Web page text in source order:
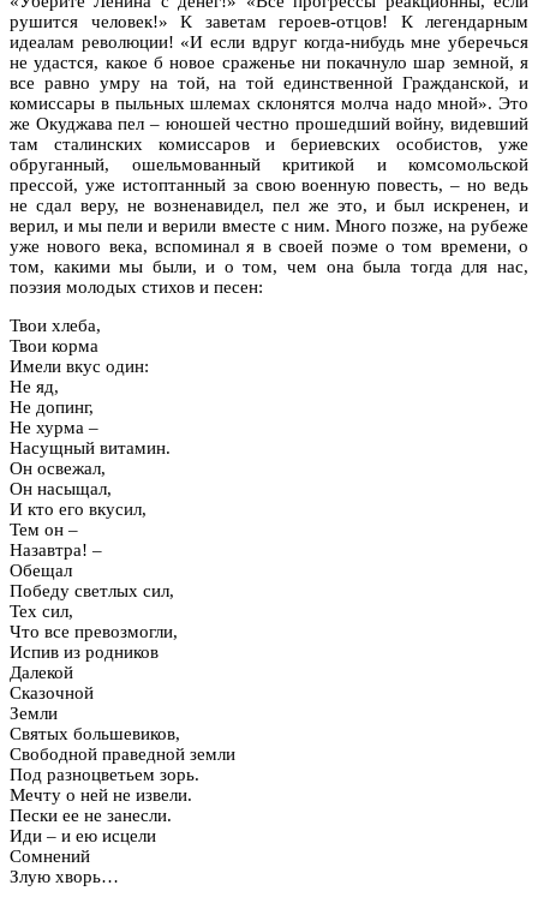
рушится человек!» К заветам героев-отцов! К легендарным
идеалам революции! «И если вдруг когда-нибудь мне уберечься
не удастся, какое б новое сраженье ни покачнуло шар земной, я
все равно умру на той, на той единственной Гражданской, и
комиссары в пыльных шлемах склонятся молча надо мной». Это
же Окуджава пел – юношей честно прошедший войну, видевший
там сталинских комиссаров и бериевских особистов, уже
обруганный, ошельмованный критикой и комсомольской
прессой, уже истоптанный за свою военную повесть, – но ведь
не сдал веру, не возненавидел, пел же это, и был искренен, и
верил, и мы пели и верили вместе с ним. Много позже, на рубеже
уже нового века, вспоминал я в своей поэме о том времени, о
том, какими мы были, и о том, чем она была тогда для нас,
поэзия молодых стихов и песен:
Твои хлеба,
Твои корма
Имели вкус один:
Не яд,
Не допинг,
Не хурма –
Насущный витамин.
Он освежал,
Он насыщал,
И кто его вкусил,
Тем он –
Назавтра! –
Обещал
Победу светлых сил,
Тех сил,
Что все превозмогли,
Испив из родников
Далекой
Сказочной
Земли
Святых большевиков,
Свободной праведной земли
Под разноцветьем зорь.
Мечту о ней не извели.
Пески ее не занесли.
Иди – и ею исцели
Сомнений
Злую хворь…